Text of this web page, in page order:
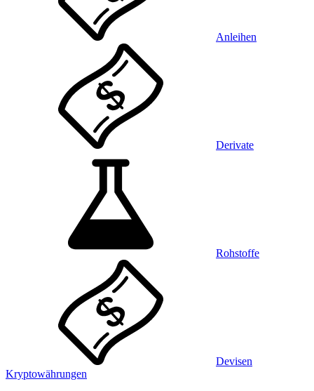
Anleihen
Derivate
Rohstoffe
Devisen
Kryptowährungen